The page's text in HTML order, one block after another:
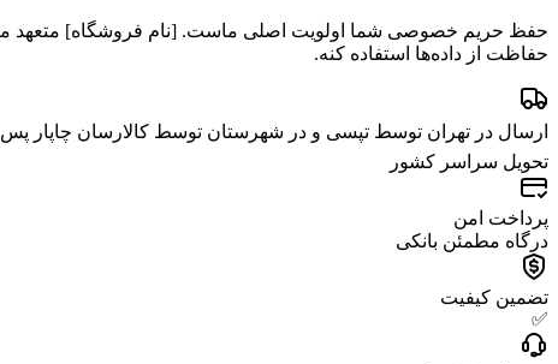
حفظ حریم خصوصی شما اولویت اصلی ماست. [نام فروشگاه] متعهد
حفاظت از داده‌ها استفاده کنه.
ارسال در تهران توسط تپسی و در شهرستان توسط کالارسان چاپار
تحویل سراسر کشور
پرداخت امن
درگاه مطمئن بانکی
تضمین کیفیت
✅